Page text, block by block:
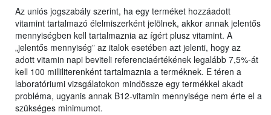
Az uniós jogszabály szerint, ha egy terméket hozzáadott
vitamint tartalmazó élelmiszerként jelölnek, akkor annak jelentős
mennyiségben kell tartalmaznia az ígért plusz vitamint. A
„jelentős mennyiség” az italok esetében azt jelenti, hogy az
adott vitamin napi beviteli referenciaértékének legalább 7,5%-át
kell 100 milliliterenként tartalmaznia a terméknek. E téren a
laboratóriumi vizsgálatokon mindössze egy termékkel akadt
probléma, ugyanis annak B12-vitamin mennyisége nem érte el a
szükséges minimumot.